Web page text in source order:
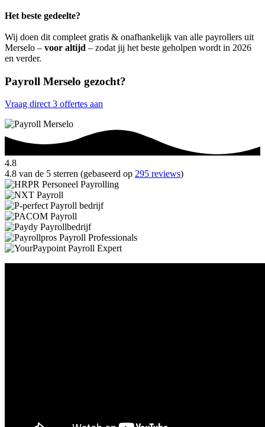
Het beste gedeelte?
Wij doen dit compleet gratis & onafhankelijk van alle payrollers uit
Merselo – voor altijd – zodat jij het beste geholpen wordt in 2026
en verder.
Payroll Merselo gezocht?
Vraag direct 3 offertes aan
4.8
4.8 van de 5 sterren (gebaseerd op 295 reviews)